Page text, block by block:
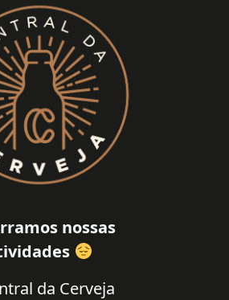
nossas
da Cerveja